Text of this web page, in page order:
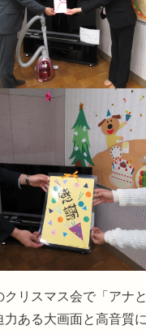
リスマス会で「アナ
力ある大画面と高音質